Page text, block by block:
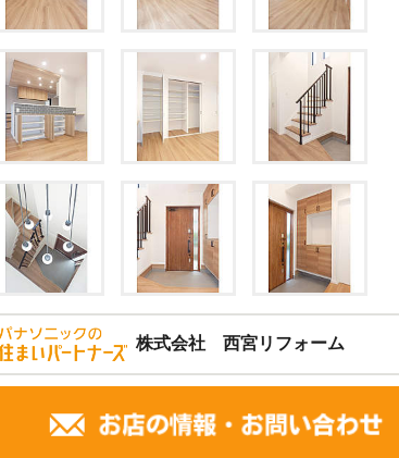
株式会社 西宮リフォーム